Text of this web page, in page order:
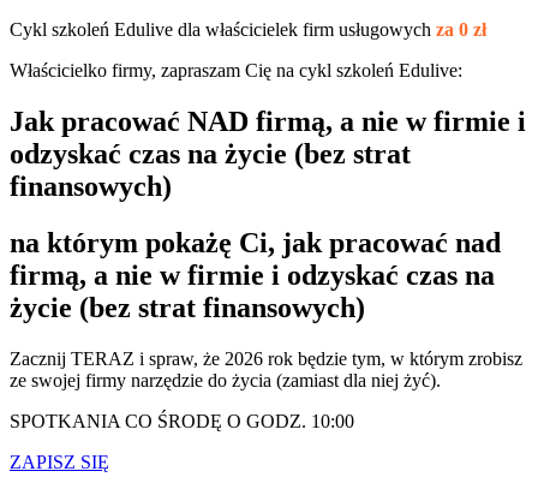
Cykl szkoleń Edulive dla właścicielek firm usługowych za 0 zł
Właścicielko firmy, zapraszam Cię na cykl szkoleń Edulive:
Jak pracować NAD firmą, a nie w firmie i
odzyskać czas na życie (bez strat
finansowych)
na którym pokażę Ci, jak pracować nad
firmą, a nie w firmie i odzyskać czas na
życie (bez strat finansowych)
Zacznij TERAZ i spraw, że 2026 rok będzie tym, w którym zrobisz
ze swojej firmy narzędzie do życia (zamiast dla niej żyć).
SPOTKANIA CO ŚRODĘ O GODZ. 10:00
ZAPISZ SIĘ